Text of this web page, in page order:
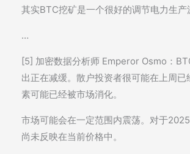
其实BTC挖矿是一个很好的调节电力生产
…
[5] 加密数据分析师 Emperor Osmo：
出正在减缓。散户投资者很可能在上周已
素可能已经被市场消化。
市场可能会在一定范围内震荡。对于
尚未反映在当前价格中。